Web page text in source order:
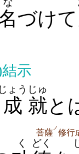
な
づけて
結示
成
じょう
就
じゅ
と
菩薩ノ修行
く どく